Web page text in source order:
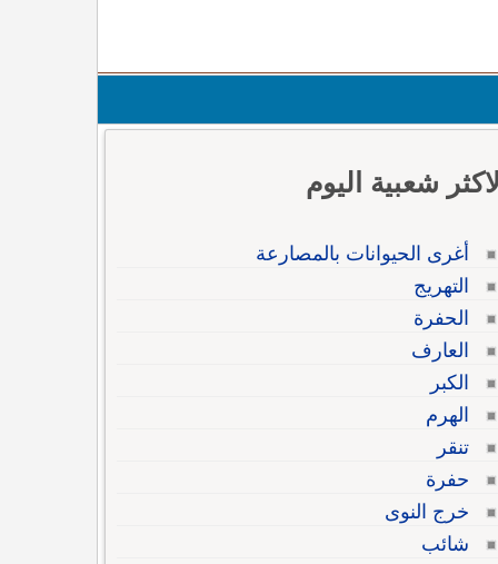
الاكثر شعبية اليوم
أغرى الحيوانات بالمصارعة
التهريج
الحفرة
العارف
الكبر
الهرم
تنقر
حفرة
خرج النوى
شائب